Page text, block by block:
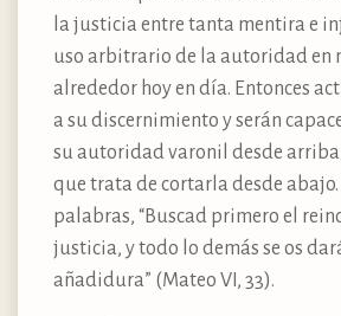
la justicia entre tanta mentira e
uso arbitrario de la autoridad en
alrededor hoy en día. Entonces
a su discernimiento y serán
su autoridad varonil desde
que trata de cortarla desde abajo.
palabras, “Buscad primero el
justicia, y todo lo demás se os
añadidura” (Mateo VI, 33).